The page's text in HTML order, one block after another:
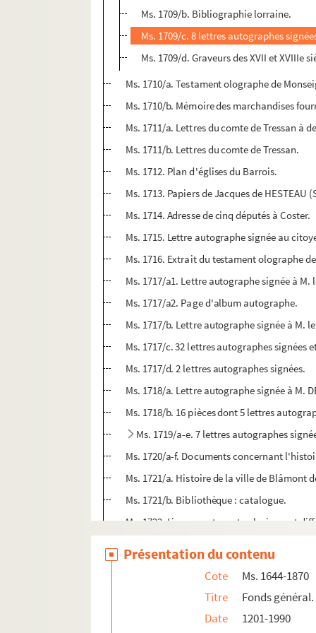
Ms. 1709/b. Bibliographie lorraine.
Ms. 1709/c. 8 lettres autographes
Ms. 1709/d. Graveurs des XVII et XVIIIe
Ms. 1710/a. Testament olographe de
Ms. 1710/b. Mémoire des marchandises
Ms. 1711/a. Lettres du comte de Tressan à
Ms. 1711/b. Lettres du comte de Tressan.
Ms. 1712. Plan d'églises du Barrois.
Ms. 1713. Papiers de Jacques de
Ms. 1714. Adresse de cinq députés à Coster.
Ms. 1715. Lettre autographe signée au
Ms. 1716. Extrait du testament olographe
Ms. 1717/a1. Lettre autographe signée à
Ms. 1717/a2. Page d'album autographe.
Ms. 1717/b. Lettre autographe signée à M.
Ms. 1717/c. 32 lettres autographes signées
Ms. 1717/d. 2 lettres autographes signées.
Ms. 1718/a. Lettre autographe signée à M.
Ms. 1718/b. 16 pièces dont 5 lettres
Ms. 1719/a-e. 7 lettres autographes
Ms. 1720/a-f. Documents concernant
Ms. 1721/a. Histoire de la ville de Blâmont
Ms. 1721/b. Bibliothèque : catalogue.
Ms. 1722. Liasse contenante plusieurs et
Présentation du contenu
Cote
Ms. 1644-1870
Titre
Fonds général.
Date
1201-1990